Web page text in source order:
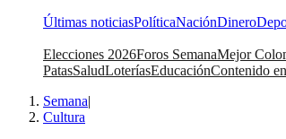
Últimas noticiasPolíticaNaciónDinero
Elecciones 2026Foros SemanaMejor
PatasSaludLoteríasEducaciónContenido
Semana|
Cultura